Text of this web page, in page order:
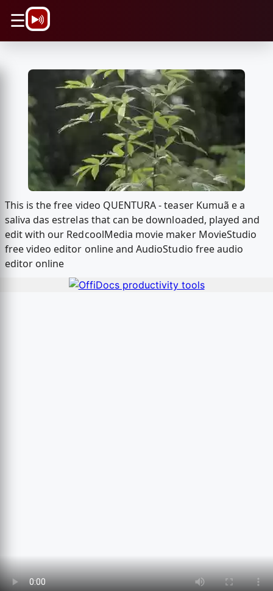
☰
This is the free video QUENTURA - teaser Kumuã e a
saliva das estrelas that can be downloaded, played and
edit with our RedcoolMedia movie maker MovieStudio
free video editor online and AudioStudio free audio
editor online